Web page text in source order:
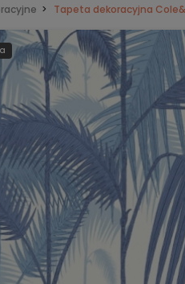
Tapeta dekoracyjna